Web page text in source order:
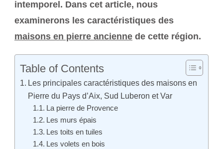
intemporel. Dans cet article, nous
examinerons les caractéristiques des
maisons en pierre ancienne de cette région.
Table of Contents
Les principales caractéristiques des maisons en
Pierre du Pays d’Aix, Sud Luberon et Var
La pierre de Provence
Les murs épais
Les toits en tuiles
Les volets en bois